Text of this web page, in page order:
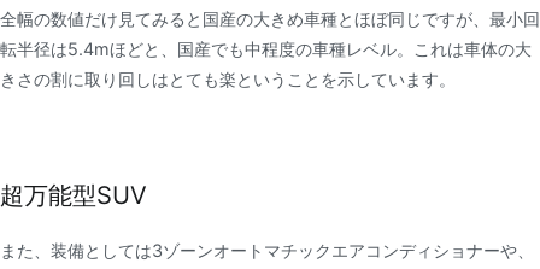
全幅の数値だけ見てみると国産の大きめ車種とほぼ同じですが、最小回
転半径は5.4mほどと、国産でも中程度の車種レベル。これは車体の大
きさの割に取り回しはとても楽ということを示しています。
超万能型SUV
また、装備としては3ゾーンオートマチックエアコンディショナーや、